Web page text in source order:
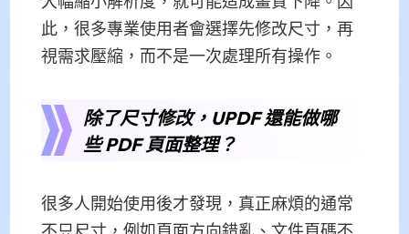
此，很多專業使用者會選擇先修改尺寸，再
視需求壓縮，而不是一次處理所有操作。
除了尺寸修改，UPDF 還能做哪
些 PDF 頁面整理？
很多人開始使用後才發現，真正麻煩的通常